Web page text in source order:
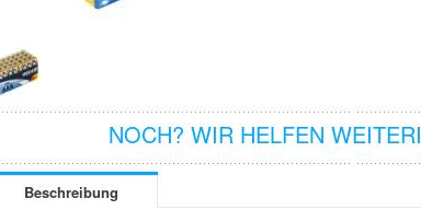
NOCH? WIR HELFEN WEITERI
Beschreibung